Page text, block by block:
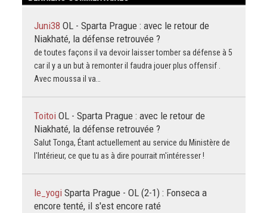
Juni38 OL - Sparta Prague : avec le retour de
Niakhaté, la défense retrouvée ?
de toutes façons il va devoir laisser tomber sa défense à 5
car il y a un but à remonter il faudra jouer plus offensif .
Avec moussa il va…
Toitoi OL - Sparta Prague : avec le retour de
Niakhaté, la défense retrouvée ?
Salut Tonga, Étant actuellement au service du Ministère de
l'Intérieur, ce que tu as à dire pourrait m'intéresser !
le_yogi Sparta Prague - OL (2-1) : Fonseca a
encore tenté, il s'est encore raté